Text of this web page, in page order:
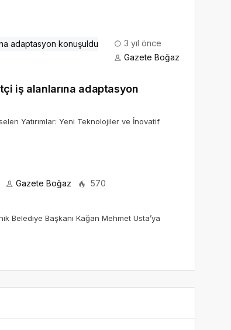
3 yıl önce
Gazete Boğaz
iş alanlarına adaptasyon
Yatırımlar: Yeni Teknolojiler ve İnovatif
Gazete Boğaz 570
Belediye Başkanı Kağan Mehmet Usta’ya